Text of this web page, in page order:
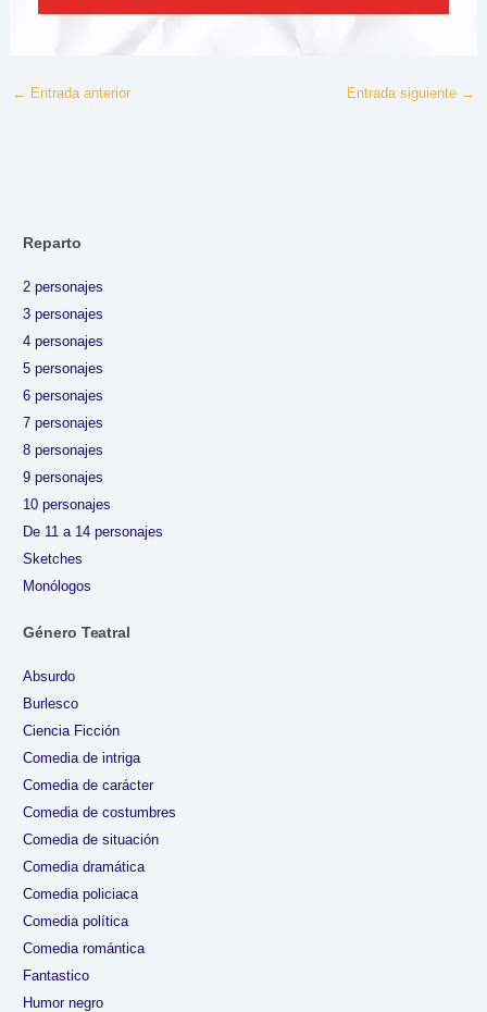
← Entrada anterior Entrada siguiente →
Reparto
2 personajes
3 personajes
4 personajes
5 personajes
6 personajes
7 personajes
8 personajes
9 personajes
10 personajes
De 11 a 14 personajes
Sketches
Monólogos
Género Teatral
Absurdo
Burlesco
Ciencia Ficción
Comedia de intriga
Comedia de carácter
Comedia de costumbres
Comedia de situación
Comedia dramática
Comedia policiaca
Comedia política
Comedia romántica
Fantastico
Humor negro